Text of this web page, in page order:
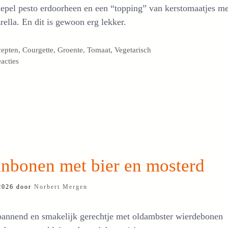
pesto erdoorheen en een “topping” van kerstomaatjes
En dit is gewoon erg lekker.
,Courgette,Groente,Tomaat,Vegetarisch
met bier en mosterd
door Norbert Mergen
en smakelijk gerechtje met oldambster wierdebonen